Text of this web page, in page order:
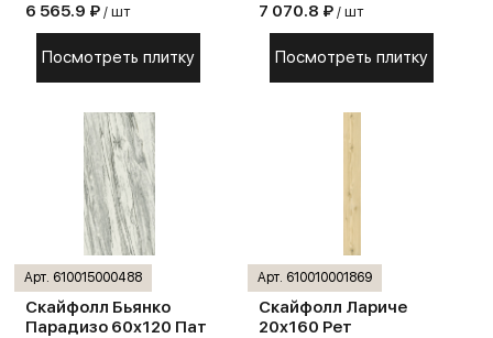
6 565.9 ₽ / шт
Посмотреть плитку
7 070.8 ₽ / шт
Посмотреть плитку
Арт. 610015000488
Скайфолл Бьянко
Парадизо 60х120 Пат
Арт. 610010001869
Скайфолл Лариче
20х160 Рет